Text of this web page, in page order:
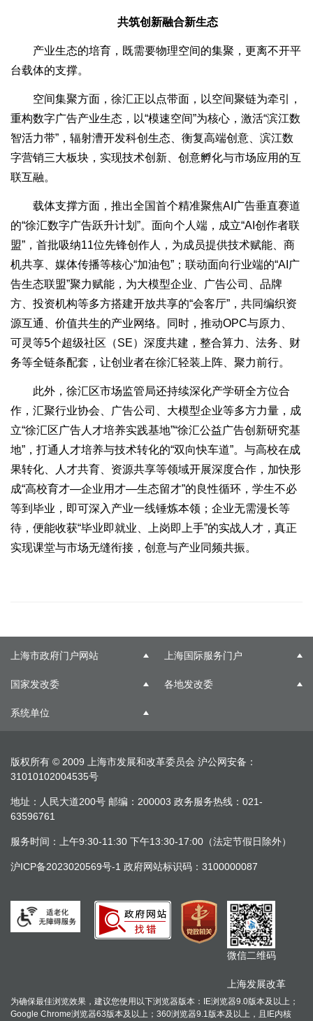
共筑创新融合新生态
产业生态的培育，既需要物理空间的集聚，更离不开平
台载体的支撑。
空间集聚方面，徐汇正以点带面，以空间聚链为牵引，
重构数字广告产业生态，以“模速空间”为核心，激活“滨江数
智活力带”，辐射漕开发科创生态、衡复高端创意、滨江数
字营销三大板块，实现技术创新、创意孵化与市场应用的互
联互融。
载体支撑方面，推出全国首个精准聚焦AI广告垂直赛道
的“徐汇数字广告跃升计划”。面向个人端，成立“AI创作者联
盟”，首批吸纳11位先锋创作人，为成员提供技术赋能、商
机共享、媒体传播等核心“加油包”；联动面向行业端的“AI广
告生态联盟”聚力赋能，为大模型企业、广告公司、品牌
方、投资机构等多方搭建开放共享的“会客厅”，共同编织资
源互通、价值共生的产业网络。同时，推动OPC与原力、
可灵等5个超级社区（SE）深度共建，整合算力、法务、财
务等全链条配套，让创业者在徐汇轻装上阵、聚力前行。
此外，徐汇区市场监管局还持续深化产学研全方位合
作，汇聚行业协会、广告公司、大模型企业等多方力量，成
立“徐汇区广告人才培养实践基地”“徐汇公益广告创新研究基
地”，打通人才培养与技术转化的“双向快车道”。与高校在成
果转化、人才共育、资源共享等领域开展深度合作，加快形
成“高校育才—企业用才—生态留才”的良性循环，学生不必
等到毕业，即可深入产业一线锤炼本领；企业无需漫长等
待，便能收获“毕业即就业、上岗即上手”的实战人才，真正
实现课堂与市场无缝衔接，创意与产业同频共振。
上海市政府门户网站 上海国际服务门户
国家发改委 各地发改委
系统单位
版权所有 © 2009 上海市发展和改革委员会 沪公网安备：
31010102004535号
地址：人民大道200号 邮编：200003 政务服务热线：021-
63596761
服务时间：上午9:30-11:30 下午13:30-17:00（法定节假日除外）
沪ICP备2023020569号-1 政府网站标识码：3100000087
微信二维码
上海发展改革
为确保最佳浏览效果，建议您使用以下浏览器版本：IE浏览器9.0版本及以上；
Google Chrome浏览器63版本及以上；360浏览器9.1版本及以上，且IE内核